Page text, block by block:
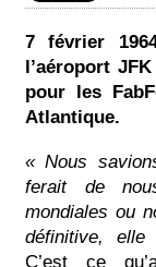
7 février
l’aéroport
pour les
Atlantique.
« Nous
ferait de
mondiales ou
définitive,
C’est ce